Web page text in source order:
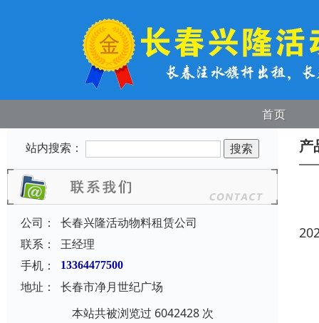
首页
站内搜索：
公司：
长春兴隆活动物料租赁公司
联系：
王经理
手机：
13364477500
地址：
长春市净月世纪广场
本站共被浏览过 6042428 次
产